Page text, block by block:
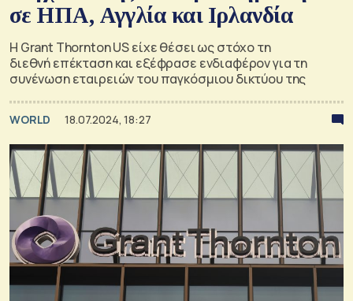
σε ΗΠΑ, Αγγλία και Ιρλανδία
Η Grant Thornton US είχε θέσει ως στόχο τη
διεθνή επέκταση και εξέφρασε ενδιαφέρον για τη
συνένωση εταιρειών του παγκόσμιου δικτύου της
WORLD 18.07.2024, 18:27